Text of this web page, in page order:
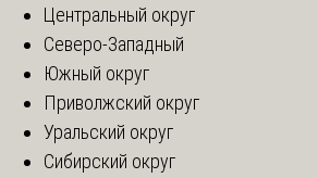
Центральный округ
Северо-Западный
Южный округ
Приволжский округ
Уральский округ
Сибирский округ